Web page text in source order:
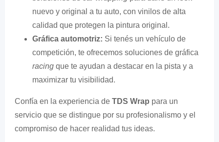
nuevo y original a tu auto, con vinilos de alta
calidad que protegen la pintura original.
Gráfica automotriz: Si tenés un vehículo de
competición, te ofrecemos soluciones de gráfica
racing que te ayudan a destacar en la pista y a
maximizar tu visibilidad.
Confía en la experiencia de TDS Wrap para un
servicio que se distingue por su profesionalismo y el
compromiso de hacer realidad tus ideas.